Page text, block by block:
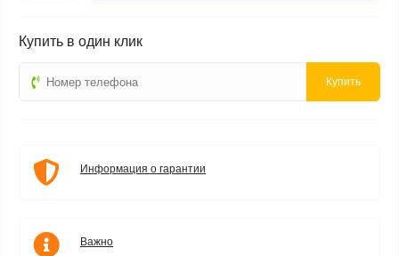
Купить в один клик
Купить
Информация о гарантии
Важно